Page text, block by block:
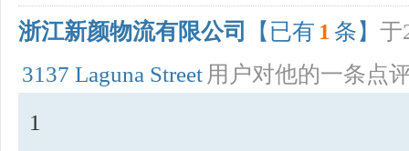
浙江新颜物流有限公司 【已有 1 条】 于
3137 Laguna Street 用户对他的一条点
1